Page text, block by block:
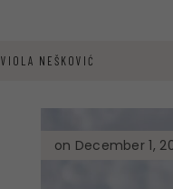
VIOLA NEŠKOVIĆ
on December 1,